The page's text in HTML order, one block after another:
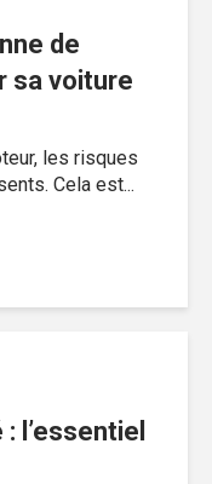
de
sa voiture
les risques
Cela est...
l’essentiel